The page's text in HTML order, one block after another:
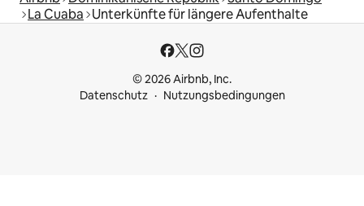
La Cuaba Unterkünfte für längere Aufenthalte
© 2026 Airbnb, Inc.
Datenschutz
Nutzungsbedingungen